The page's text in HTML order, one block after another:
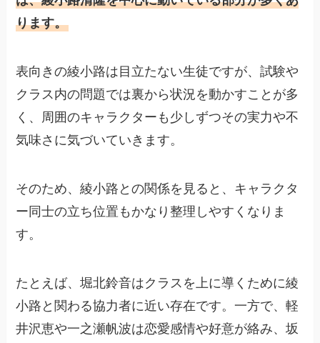
ります。
表向きの綾小路は目立たない生徒ですが、試験や
クラス内の問題では裏から状況を動かすことが多
く、周囲のキャラクターも少しずつその実力や不
気味さに気づいていきます。
そのため、綾小路との関係を見ると、キャラクタ
ー同士の立ち位置もかなり整理しやすくなりま
す。
たとえば、堀北鈴音はクラスを上に導くために綾
小路と関わる協力者に近い存在です。一方で、軽
井沢恵や一之瀬帆波は恋愛感情や好意が絡み、坂